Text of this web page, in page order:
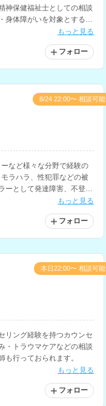
神保健福祉士としての相談
身体障がいを対象とするグ
もっと見る
フォロー
など様々な分野で経験の
ラハラ、性犯罪などの被
ーとして発達障害、不登
どもとその家族へのカウン
もっと見る
フォロー
8/24 22:00〜 相談可能
リング経験を持つカウンセ
・トラウマケアなどの相談
行っておられます。
もっと見る
フォロー
本日22:00〜 相談可能